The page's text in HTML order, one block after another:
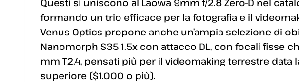
Questi si uniscono al Laowa 9mm f/2.8 Zero-D nel
formando un trio efficace per la fotografia e il
Venus Optics propone anche un’ampia selezione di
Nanomorph S35 1.5x con attacco DL, con focali fisse
mm T2.4, pensati più per il videomaking terrestre data
superiore ($1.000 o più).